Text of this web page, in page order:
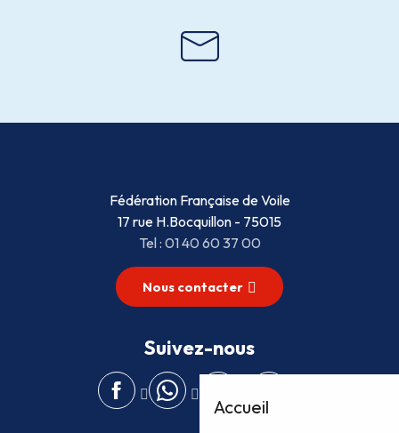
Accueil
Fédération Française de Voile
17 rue H.Bocquillon - 75015
Tel : 01 40 60 37 00
Nous contacter
Suivez-nous